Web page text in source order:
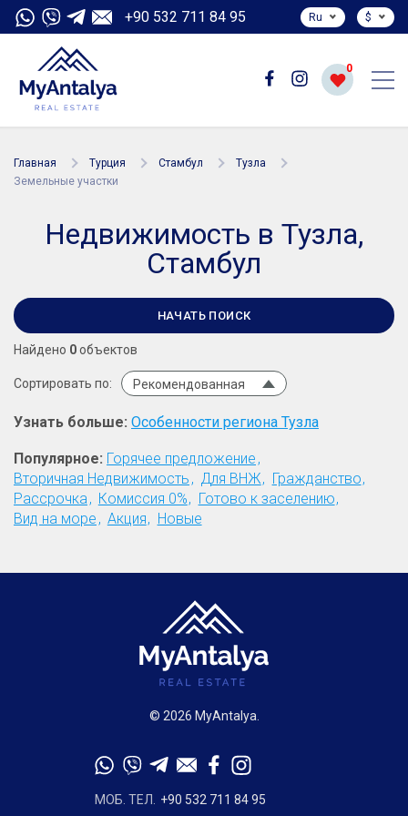
+90 532 711 84 95 Ru $
0
Главная Турция Стамбул
Тузла
Земельные участки
Недвижимость в Тузла,
Стамбул
НАЧАТЬ ПОИСК
Найдено 0объектов
Сортировать по: Рекомендованная
Узнать больше: Особенности региона Тузла
Популярное: Горячее предложение
Вторичная Недвижимость
Для ВНЖ
Гражданство
Рассрочка
Комиссия 0%
Готово к заселению
Вид на море
Акция Новые
© 2026 MyAntalya.
МОБ. ТЕЛ. +90 532 711 84 95